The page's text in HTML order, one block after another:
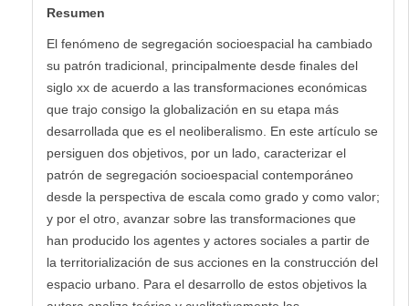
Resumen
El fenómeno de segregación socioespacial ha cambiado
su patrón tradicional, principalmente desde finales del
siglo xx de acuerdo a las transformaciones económicas
que trajo consigo la globalización en su etapa más
desarrollada que es el neoliberalismo. En este artículo se
persiguen dos objetivos, por un lado, caracterizar el
patrón de segregación socioespacial contemporáneo
desde la perspectiva de escala como grado y como valor;
y por el otro, avanzar sobre las transformaciones que
han producido los agentes y actores sociales a partir de
la territorialización de sus acciones en la construcción del
espacio urbano. Para el desarrollo de estos objetivos la